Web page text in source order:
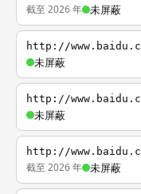
截至 2026 年 未屏蔽
http://
未屏蔽
http://
未屏蔽
http://
截至 2026 年 未屏蔽